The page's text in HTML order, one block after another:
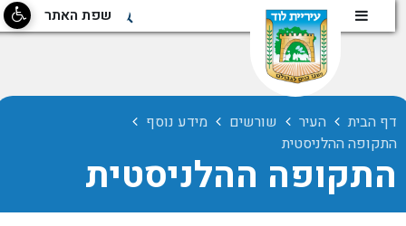
מפת העיר
שפת האתר
عربيه
דף הבית העיר שורשים
מידע נוסף
התקופה ההלניסטית
התקופה ההלניסטית